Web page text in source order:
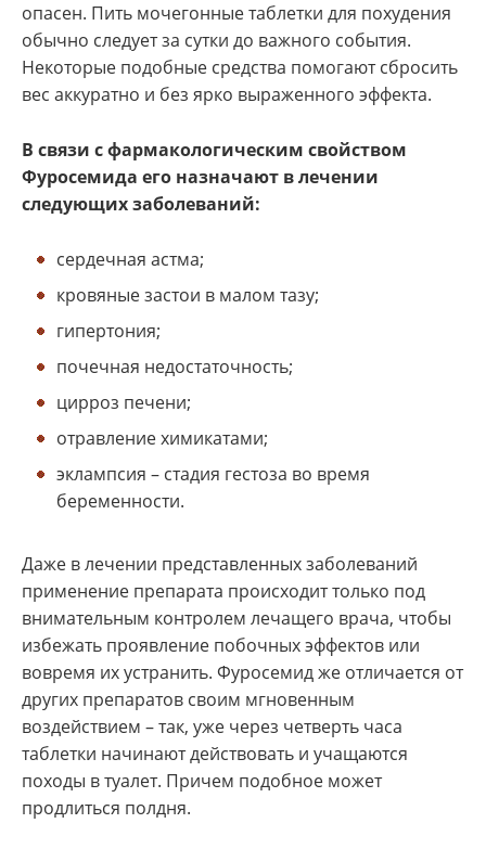
опасен. Пить мочегонные таблетки для похудения
обычно следует за сутки до важного события.
Некоторые подобные средства помогают сбросить
вес аккуратно и без ярко выраженного эффекта.
В связи с фармакологическим свойством
Фуросемида его назначают в лечении
следующих заболеваний:
сердечная астма;
кровяные застои в малом тазу;
гипертония;
почечная недостаточность;
цирроз печени;
отравление химикатами;
эклампсия – стадия гестоза во время
беременности.
Даже в лечении представленных заболеваний
применение препарата происходит только под
внимательным контролем лечащего врача, чтобы
избежать проявление побочных эффектов или
вовремя их устранить. Фуросемид же отличается от
других препаратов своим мгновенным
воздействием – так, уже через четверть часа
таблетки начинают действовать и учащаются
походы в туалет. Причем подобное может
продлиться полдня.